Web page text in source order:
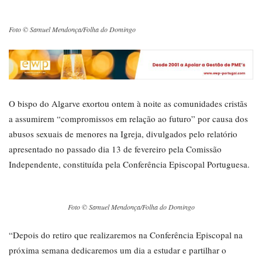
Foto © Samuel Mendonça/Folha do Domingo
O bispo do Algarve exortou ontem à noite as comunidades cristãs
a assumirem “compromissos em relação ao futuro” por causa dos
abusos sexuais de menores na Igreja, divulgados pelo relatório
apresentado no passado dia 13 de fevereiro pela Comissão
Independente, constituída pela Conferência Episcopal Portuguesa.
Foto © Samuel Mendonça/Folha do Domingo
“Depois do retiro que realizaremos na Conferência Episcopal na
próxima semana dedicaremos um dia a estudar e partilhar o